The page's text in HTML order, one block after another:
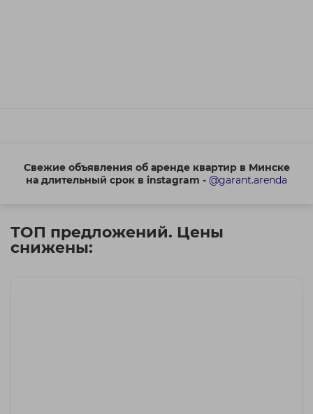
Свежие объявления об аренде квартир в Минске
на длительный срок в instagram - @garant.arenda
ТОП предложений. Цены
снижены: